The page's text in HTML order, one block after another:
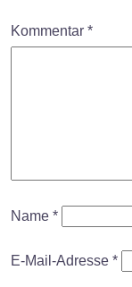
Kommentar *
Name *
E-Mail-Adresse *